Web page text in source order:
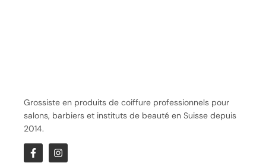
BOUTIQUE
Sèche-cheveux
Lisseurs